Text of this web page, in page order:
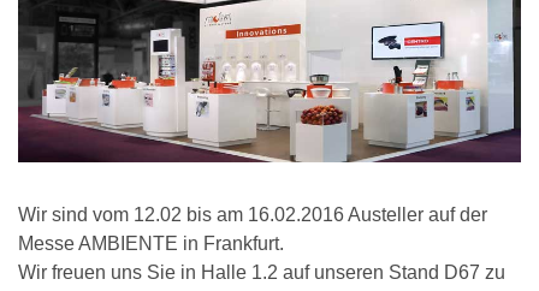
Wir sind vom 12.02 bis am 16.02.2016 Austeller auf der
Messe AMBIENTE in Frankfurt.
Wir freuen uns Sie in Halle 1.2 auf unseren Stand D67 zu